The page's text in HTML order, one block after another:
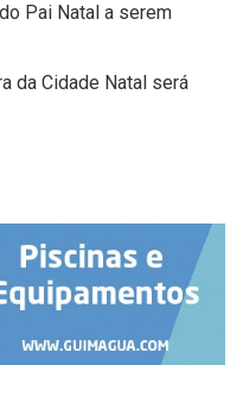
Pai Natal a serem
da Cidade Natal será